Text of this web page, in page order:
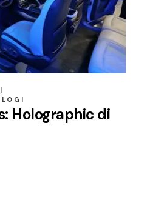
Holographic di